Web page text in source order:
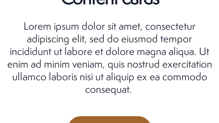
Lorem ipsum dolor sit amet, consectetur
adipiscing elit, sed do eiusmod tempor
incididunt ut labore et dolore magna aliqua. Ut
enim ad minim veniam, quis nostrud exercitation
ullamco laboris nisi ut aliquip ex ea commodo
consequat.